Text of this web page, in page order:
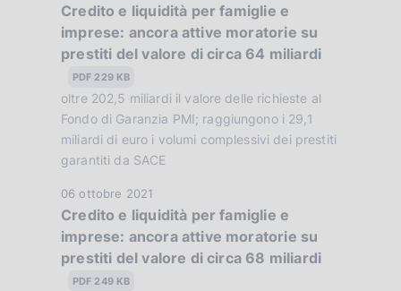
a
z
i
n
e
:
a
t
a
u
b
b
l
a
z
i
Credito e liquidità per famiglie e
imprese: ancora attive moratorie su
prestiti del valore di circa 64 miliardi
PDF 229 KB
oltre 202,5 miliardi il valore delle richieste al
Fondo di Garanzia PMI; raggiungono i 29,1
miliardi di euro i volumi complessivi dei prestiti
garantiti da SACE
D
a
t
a
06 ottobre 2021
Credito e liquidità per famiglie e
imprese: ancora attive moratorie su
prestiti del valore di circa 68 miliardi
PDF 249 KB